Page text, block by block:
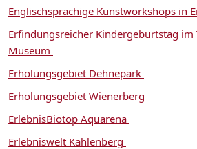
Englischsprachige Kunstworkshops in
Erfindungsreicher Kindergeburtstag im
Museum
Erholungsgebiet Dehnepark
Erholungsgebiet Wienerberg
ErlebnisBiotop Aquarena
Erlebniswelt Kahlenberg